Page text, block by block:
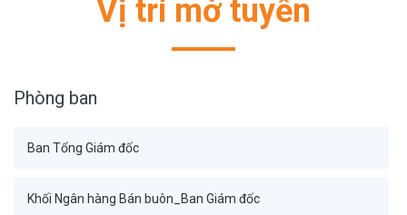
Vị trí mở tuyển
Phòng ban
Ban Tổng Giám đốc
Khối Ngân hàng Bán buôn_Ban Giám đốc